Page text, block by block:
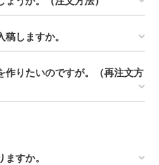
しますか。
作りたいのですが。（再注文方
すか。